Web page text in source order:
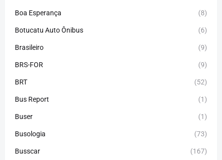
Boa Esperança (8)
Botucatu Auto Ônibus (6)
Brasileiro (9)
BRS-FOR (9)
BRT (52)
Bus Report (1)
Buser (1)
Busologia (73)
Busscar (167)